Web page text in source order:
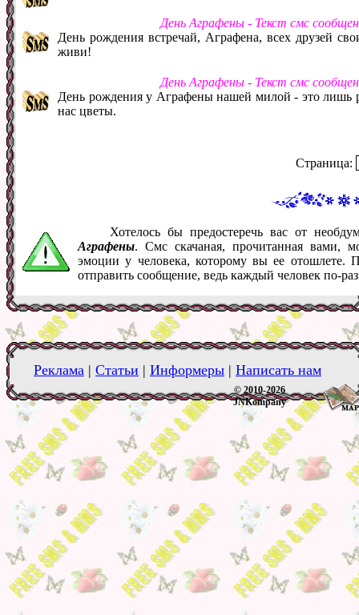
День Аграфены - Текст смс
День рождения встречай, Аграфена, всех друзей
живи!
День Аграфены - Текст смс
День рождения у Аграфены нашей милой - это лишь
нас цветы.
Страница:
Хотелось бы предостеречь вас от
Аграфены. Смс скачаная, прочитанная вами,
эмоции у человека, которому вы ее отошлете.
отправить сообщение, ведь каждый человек по-
Реклама | Статьи | Информеры | Написать нам
© 2010-2026
JNKompany